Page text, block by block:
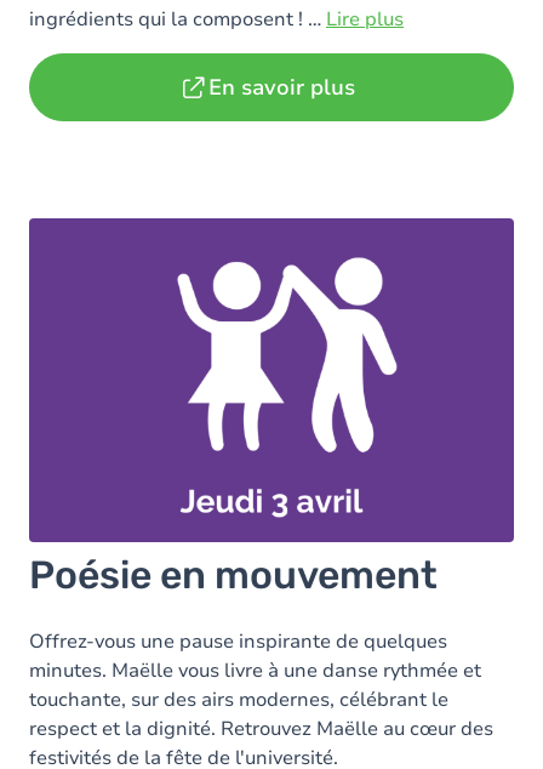
ingrédients qui la composent ! … Lire plus
En savoir plus
Poésie en mouvement
Offrez-vous une pause inspirante de quelques
minutes. Maëlle vous livre à une danse rythmée et
touchante, sur des airs modernes, célébrant le
respect et la dignité. Retrouvez Maëlle au cœur des
festivités de la fête de l'université.